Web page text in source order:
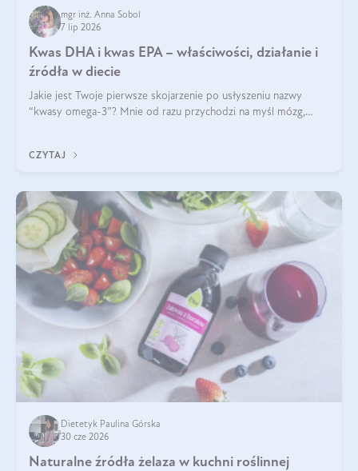
mgr inż. Anna Sobol
7 lip 2026
Kwas DHA i kwas EPA – właściwości, działanie i
źródła w diecie
Jakie jest Twoje pierwsze skojarzenie po usłyszeniu nazwy
“kwasy omega-3”? Mnie od razu przychodzi na myśl mózg,
EPA.
CZYTAJ
Dietetyk Paulina Górska
30 cze 2026
Naturalne źródła żelaza w kuchni roślinnej